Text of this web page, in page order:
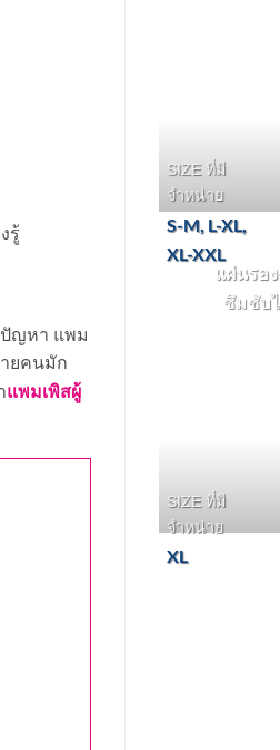
รู้
ปัญหา แพม
ยคนมัก
แพมเพิสผู้
SIZE ที่มี
จำหน่าย
S-M, L-XL,
XL-XXL
แผ่นรอ
ซึมซับ
SIZE ที่มี
จำหน่าย
XL